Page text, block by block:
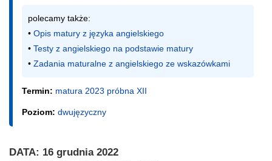
polecamy także:
• Opis matury z języka angielskiego
• Testy z angielskiego na podstawie matury
• Zadania maturalne z angielskiego ze wskazówkami
Termin: matura 2023 próbna XII
Poziom: dwujęzyczny
DATA: 16 grudnia 2022